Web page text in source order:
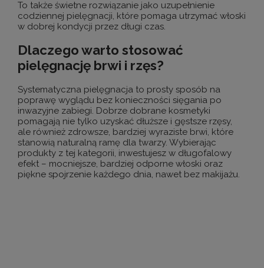
To także świetne rozwiązanie jako uzupełnienie
codziennej pielęgnacji, które pomaga utrzymać włoski
w dobrej kondycji przez długi czas.
Dlaczego warto stosować
pielęgnację brwi i rzęs?
Systematyczna pielęgnacja to prosty sposób na
poprawę wyglądu bez konieczności sięgania po
inwazyjne zabiegi. Dobrze dobrane kosmetyki
pomagają nie tylko uzyskać dłuższe i gęstsze rzęsy,
ale również zdrowsze, bardziej wyraziste brwi, które
stanowią naturalną ramę dla twarzy. Wybierając
produkty z tej kategorii, inwestujesz w długofalowy
efekt – mocniejsze, bardziej odporne włoski oraz
piękne spojrzenie każdego dnia, nawet bez makijażu.